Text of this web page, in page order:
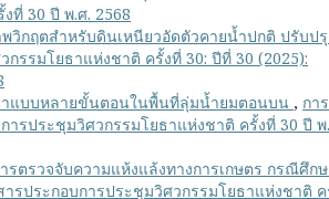
ที่ 30 ปี พ.ศ. 2568
วิกฤตสำหรับดินเหนียวอัดตัวคายน้ำปกติ ปรับป
กรรมโยธาแห่งชาติ ครั้งที่ 30: ปีที่ 30 (2025):
แบบหลายขั้นตอนในพื้นที่ลุ่มน้ำยมตอนบน , การ
ารประชุมวิศวกรรมโยธาแห่งชาติ ครั้งที่ 30 ปี พ
รตรวจจับความแห้งแล้งทางการเกษตร กรณีศึก
รประกอบการประชุมวิศวกรรมโยธาแห่งชาติ